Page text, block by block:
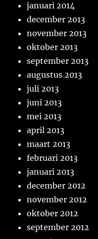
januari 2014
december 2013
november 2013
oktober 2013
september 2013
augustus 2013
juli 2013
juni 2013
mei 2013
april 2013
maart 2013
februari 2013
januari 2013
december 2012
november 2012
oktober 2012
september 2012